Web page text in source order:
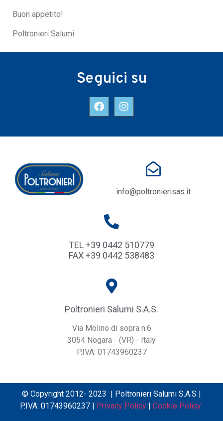
Buon appetito!
Poltronieri Salumi
Seguici su
info@poltronierisas.it
TEL +39 0442 510779
FAX +39 0442 538483
Poltronieri Salumi S.a.s.
Via Molino di sopra n.6
3054 Nogara - (VR) - Italy
P.IVA: 01743960237
© Copyright 2012- 2023 | Poltronieri Salumi S.A.S |
P.IVA: 01743960237 |
Privacy Policy Cookie Policy